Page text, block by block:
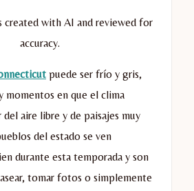
created with AI and reviewed for
accuracy.
puede ser frío y gris,
momentos en que el clima
aire libre y de paisajes muy
del estado se ven
durante esta temporada y son
tomar fotos o simplemente